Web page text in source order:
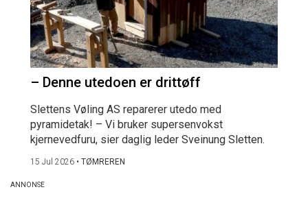
– Denne utedoen er drittøff
Slettens Vøling AS reparerer utedo med
pyramidetak! – Vi bruker supersenvokst
kjernevedfuru, sier daglig leder Sveinung Sletten.
15 Jul 2026 • TØMREREN